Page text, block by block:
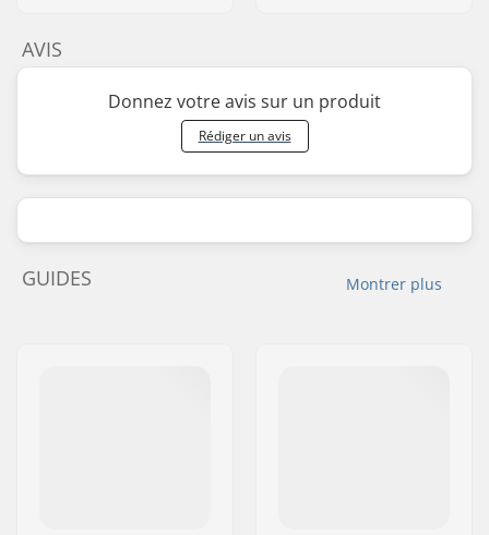
AVIS
Donnez votre avis sur un produit
Rédiger un avis
Montrer plus
GUIDES